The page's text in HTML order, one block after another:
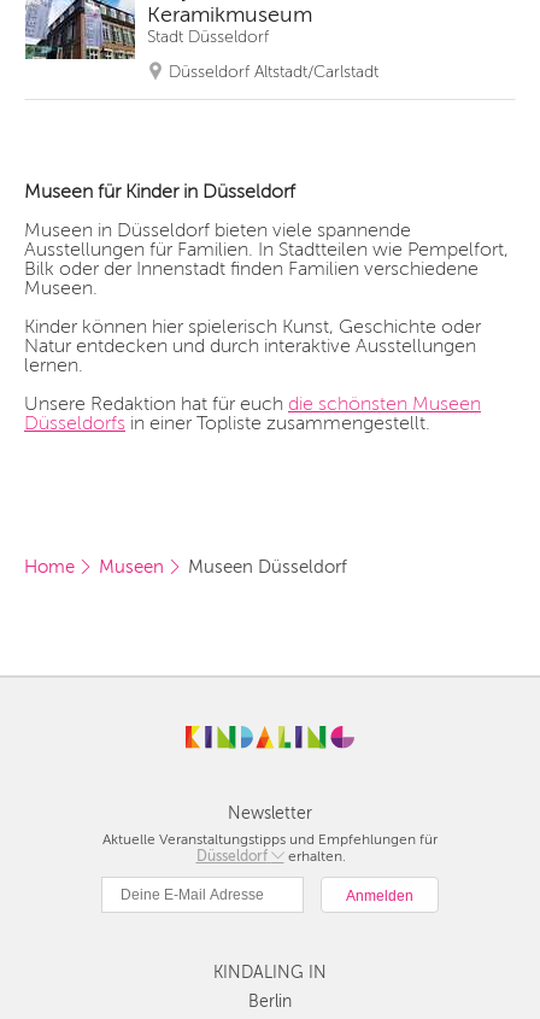
Keramikmuseum
Stadt Düsseldorf
Düsseldorf Altstadt/Carlstadt
Museen für Kinder in Düsseldorf
Museen in Düsseldorf bieten viele spannende
Ausstellungen für Familien. In Stadtteilen wie Pempelfort,
Bilk oder der Innenstadt finden Familien verschiedene
Museen.
Kinder können hier spielerisch Kunst, Geschichte oder
Natur entdecken und durch interaktive Ausstellungen
lernen.
Unsere Redaktion hat für euch die schönsten Museen
Düsseldorfs in einer Topliste zusammengestellt.
Home Museen Museen Düsseldorf
Newsletter
Aktuelle Veranstaltungstipps und Empfehlungen für
Düsseldorf
Berlin
Hamburg
Köln
Düsseldorf
erhalten.
KINDALING IN
Berlin